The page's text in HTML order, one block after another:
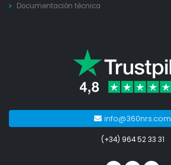
Documentación técnica
info@360nrs.com
(+34) 964 52 33 31